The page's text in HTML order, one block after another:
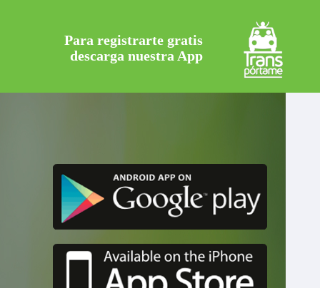
Para registrarte gratis
descarga nuestra App